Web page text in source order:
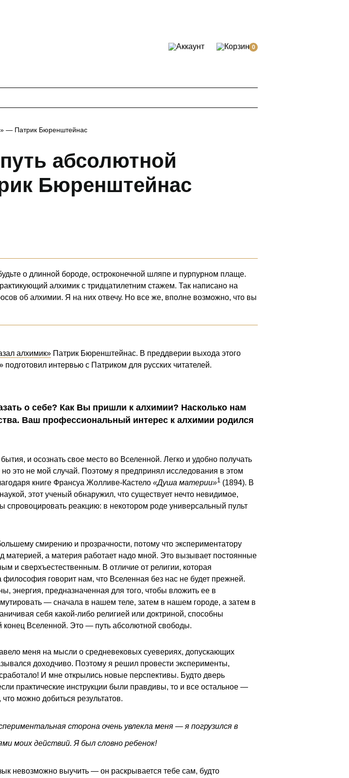
0
— Патрик Бюренштейнас
абсолютной
Бюренштейнас
о длинной бороде, остроконечной шляпе и пурпурном плаще.
алхимик с тридцатилетним стажем. Так написано на
об алхимии. Я на них отвечу. Но все же, вполне возможно, что вы
алхимик» Патрик Бюренштейнас. В преддверии выхода этого
интервью с Патриком для русских читателей.
о себе? Как Вы пришли к алхимии? Насколько нам
Ваш профессиональный интерес к алхимии родился
и осознать свое место во Вселенной. Легко и удобно получать
это не мой случай. Поэтому я предпринял исследования в этом
книге Франсуа Жолливе-Кастело «Душа материи»1 (1894). В
этот ученый обнаружил, что существует нечто невидимое,
спровоцировать реакцию: в некотором роде универсальный пульт
смирению и прозрачности, потому что экспериментатору
материей, а материя работает надо мной. Это вызывает постоянные
и сверхъестественным. В отличие от религии, которая
говорит нам, что Вселенная без нас не будет прежней.
энергия, предназначенная для того, чтобы вложить ее в
— сначала в нашем теле, затем в нашем городе, а затем в
себя какой-либо религией или доктриной, способны
конец Вселенной. Это — путь абсолютной свободы.
меня на мысли о средневековых суевериях, допускающих
доходчиво. Поэтому я решил провести эксперименты,
И мне открылись новые перспективы. Будто дверь
практические инструкции были правдивы, то и все остальное —
можно добиться результатов.
сторона очень увлекла меня — я погрузился в
моих действий. Я был словно ребенок!
невозможно выучить — он раскрывается тебе сам, будто